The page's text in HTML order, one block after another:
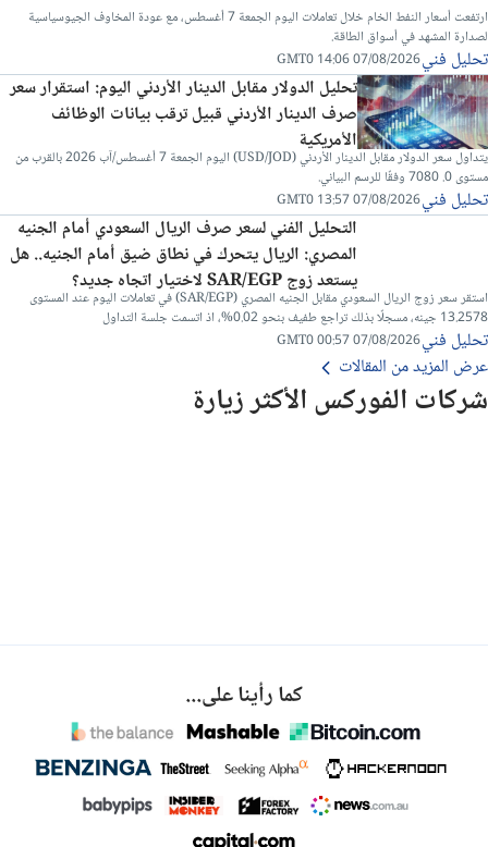
شركات الفوركس الأكثر زيارة
ارتفعت أسعار النفط الخام خلال تعاملات اليوم الجمعة 7 أغسطس، مع عودة المخاوف الجيوسياسية
لصدارة المشهد في أسواق الطاقة.
تحليل فني07/08/2026 14:06 GMT0
تحليل الدولار مقابل الدينار الأردني اليوم: استقرار سعر
صرف الدينار الأردني قبيل ترقب بيانات الوظائف
الأمريكية
يتداول سعر الدولار مقابل الدينار الأردني (USD/JOD) اليوم الجمعة 7 أغسطس/آب 2026 بالقرب من
مستوى 0. 7080 وفقًا للرسم البياني.
تحليل فني07/08/2026 13:57 GMT0
التحليل الفني لسعر صرف الريال السعودي أمام الجنيه
المصري: الريال يتحرك في نطاق ضيق أمام الجنيه.. هل
يستعد زوج SAR/EGP لاختيار اتجاه جديد؟
استقر سعر زوج الريال السعودي مقابل الجنيه المصري (SAR/EGP) في تعاملات اليوم عند المستوى
13.2578 جينه، مسجلًا بذلك تراجع طفيف بنحو 0.02%، اذ اتسمت جلسة التداول
تحليل فني07/08/2026 00:57 GMT0
عرض المزيد من المقالات
كما رأينا على...